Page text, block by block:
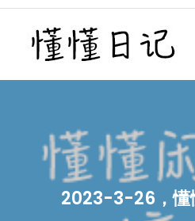
Skip
content
2023-3-26，懂